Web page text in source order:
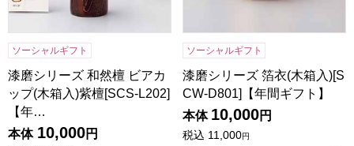
ソーシャルギフト
漆磨シリーズ 和然檀 ビアカ
ップ(木箱入)紫檀[SCS-L202]
【年…
本体 10,000円
ソーシャルギフト
漆磨シリーズ 箔衣(木箱入)[S
CW-D801]【年間ギフト】
本体 10,000円
税込 11,000円